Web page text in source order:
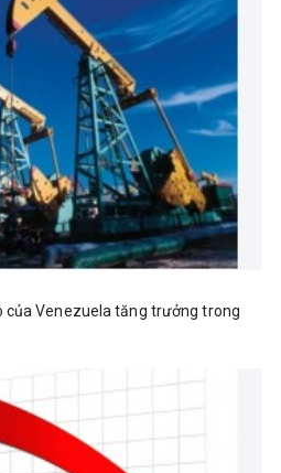
của Venezuela tăng trưởng trong